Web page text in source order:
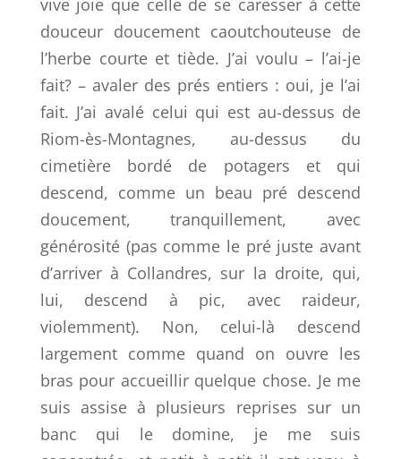
vive joie que celle de se caresser à cette
douceur doucement caoutchouteuse de
l’herbe courte et tiède. J’ai voulu – l’ai-je
fait? – avaler des prés entiers : oui, je l’ai
fait. J’ai avalé celui qui est au-dessus de
Riom-ès-Montagnes, au-dessus du
cimetière bordé de potagers et qui
descend, comme un beau pré descend
doucement, tranquillement, avec
générosité (pas comme le pré juste avant
d’arriver à Collandres, sur la droite, qui,
lui, descend à pic, avec raideur,
violemment). Non, celui-là descend
largement comme quand on ouvre les
bras pour accueillir quelque chose. Je me
suis assise à plusieurs reprises sur un
banc qui le domine, je me suis